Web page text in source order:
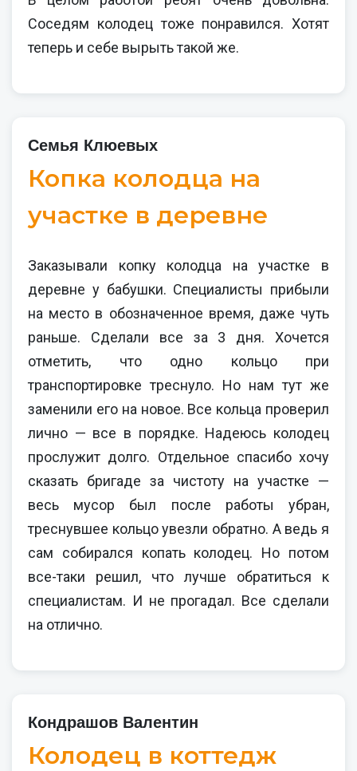
Соседям колодец тоже понравился. Хотят
теперь и себе вырыть такой же.
Семья Клюевых
Копка колодца на
участке в деревне
Заказывали копку колодца на участке в
деревне у бабушки. Специалисты прибыли
на место в обозначенное время, даже чуть
раньше. Сделали все за 3 дня. Хочется
отметить, что одно кольцо при
транспортировке треснуло. Но нам тут же
заменили его на новое. Все кольца проверил
лично — все в порядке. Надеюсь колодец
прослужит долго. Отдельное спасибо хочу
сказать бригаде за чистоту на участке —
весь мусор был после работы убран,
треснувшее кольцо увезли обратно. А ведь я
сам собирался копать колодец. Но потом
все-таки решил, что лучше обратиться к
специалистам. И не прогадал. Все сделали
на отлично.
Кондрашов Валентин
Колодец в коттедж